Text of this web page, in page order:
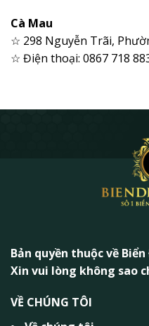
Cà Mau
☆ 298 Nguyễn Trãi,
☆ Điện thoại: 0867 718
Bản quyền thuộc về Biển
Xin vui lòng không sao
VỀ CHÚNG TÔI